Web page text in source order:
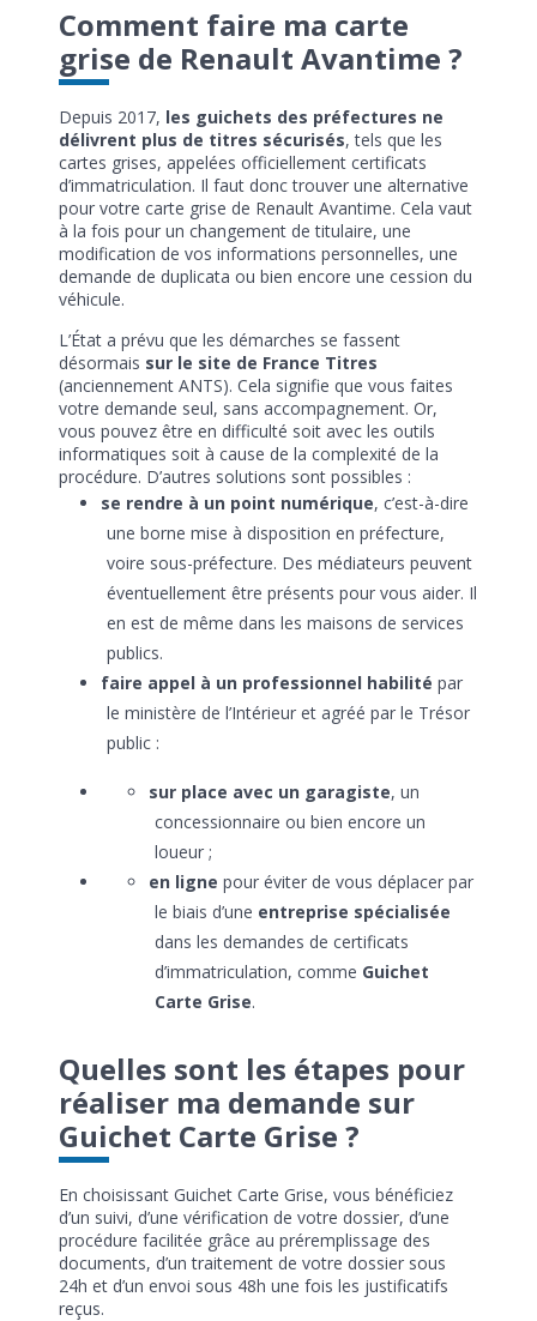
Comment faire ma carte
grise de Renault Avantime ?
Depuis 2017, les guichets des préfectures ne
délivrent plus de titres sécurisés, tels que les
cartes grises, appelées officiellement certificats
d’immatriculation. Il faut donc trouver une alternative
pour votre carte grise de Renault Avantime. Cela vaut
à la fois pour un changement de titulaire, une
modification de vos informations personnelles, une
demande de duplicata ou bien encore une cession du
véhicule.
L’État a prévu que les démarches se fassent
désormais sur le site de France Titres
(anciennement ANTS). Cela signifie que vous faites
votre demande seul, sans accompagnement. Or,
vous pouvez être en difficulté soit avec les outils
informatiques soit à cause de la complexité de la
procédure. D’autres solutions sont possibles :
se rendre à un point numérique, c’est-à-dire
une borne mise à disposition en préfecture,
voire sous-préfecture. Des médiateurs peuvent
éventuellement être présents pour vous aider. Il
en est de même dans les maisons de services
publics.
faire appel à un professionnel habilité par
le ministère de l’Intérieur et agréé par le Trésor
public :
sur place avec un garagiste, un
concessionnaire ou bien encore un
loueur ;
en ligne pour éviter de vous déplacer par
le biais d’une entreprise spécialisée
dans les demandes de certificats
d’immatriculation, comme Guichet
Carte Grise.
Quelles sont les étapes pour
réaliser ma demande sur
Guichet Carte Grise ?
En choisissant Guichet Carte Grise, vous bénéficiez
d’un suivi, d’une vérification de votre dossier, d’une
procédure facilitée grâce au préremplissage des
documents, d’un traitement de votre dossier sous
24h et d’un envoi sous 48h une fois les justificatifs
reçus.